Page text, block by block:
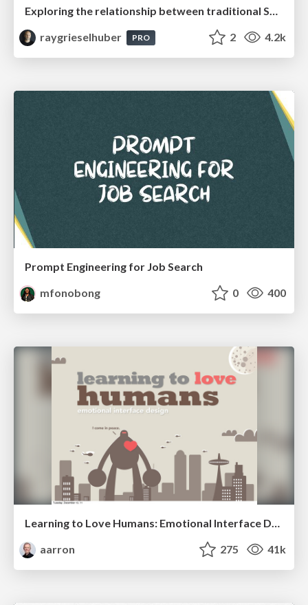
Exploring the relationship between traditional SERPs and Gen AI search
raygrieselhuber
PRO 2 4.2k
Prompt Engineering for Job Search
mfonobong
0 400
aarron
275 41k